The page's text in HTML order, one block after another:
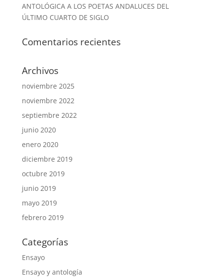
ANTOLÓGICA A LOS POETAS ANDALUCES DEL
ÚLTIMO CUARTO DE SIGLO
Comentarios recientes
Archivos
noviembre 2025
noviembre 2022
septiembre 2022
junio 2020
enero 2020
diciembre 2019
octubre 2019
junio 2019
mayo 2019
febrero 2019
Categorías
Ensayo
Ensayo y antología